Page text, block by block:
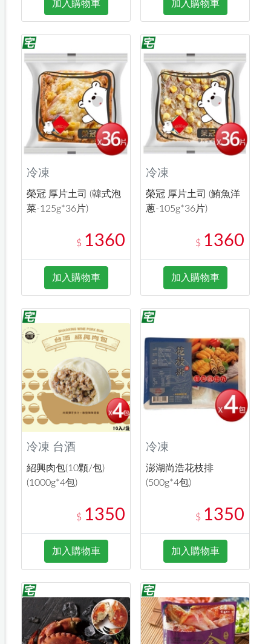
加入購物車 加入購物車
冷凍
榮冠 厚片土司 (韓式泡
菜-125g*36片)
$ 1360
加入購物車
冷凍
榮冠 厚片土司 (鮪魚洋
蔥-105g*36片)
$ 1360
加入購物車
冷凍 台酒
紹興肉包(10顆/包)
(1000g*4包)
$ 1350
加入購物車
冷凍
澎湖尚浩花枝排
(500g*4包)
$ 1350
加入購物車